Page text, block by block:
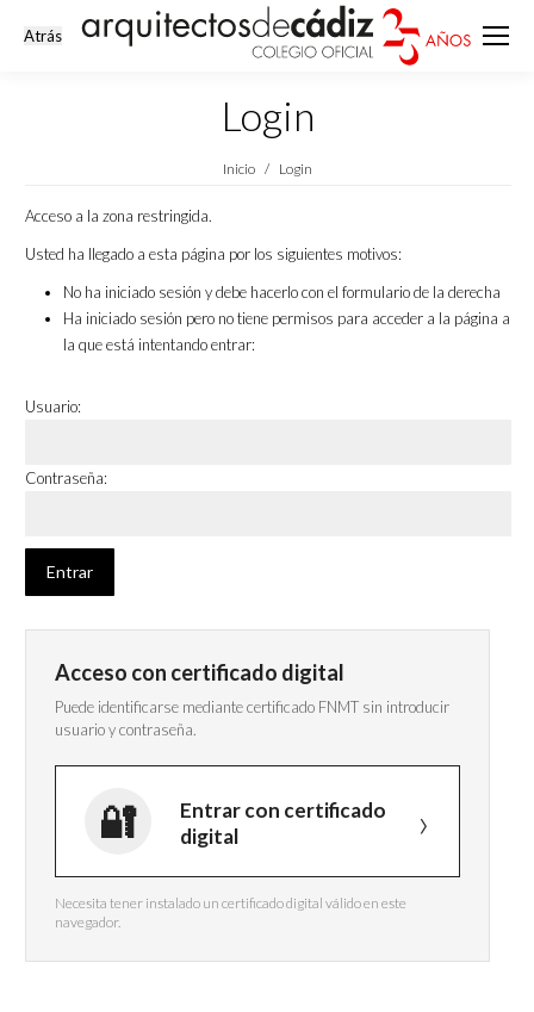
Login
Estás aquí:
Inicio Login
Acceso a la zona restringida.
Usted ha llegado a esta página por los siguientes motivos:
No ha iniciado sesión y debe hacerlo con el formulario de la derecha
Ha iniciado sesión pero no tiene permisos para acceder a la página a
la que está intentando entrar:
Usuario:
Contraseña:
Acceso con certificado digital
Puede identificarse mediante certificado FNMT sin introducir
usuario y contraseña.
Entrar con certificado
digital
Necesita tener instalado un certificado digital válido en este
navegador.